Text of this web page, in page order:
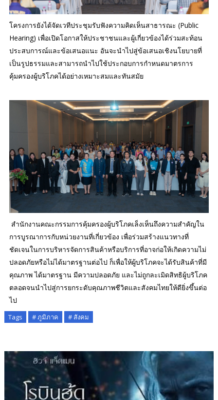
โครงการยังได้จัดเวทีประชุมรับฟังความคิดเห็นสาธารณะ (Public
Hearing) เพื่อเปิดโอกาสให้ประชาชนและผู้เกี่ยวข้องได้ร่วมสะท้อน
ประสบการณ์และข้อเสนอแนะ อันจะนำไปสู่ข้อเสนอเชิงนโยบายที่
เป็นรูปธรรมและสามารถนำไปใช้ประกอบการกำหนดมาตรการ
คุ้มครองผู้บริโภคได้อย่างเหมาะสมและทันสมัย
สํานักงานคณะกรรมการคุ้มครองผู้บริโภคเล็งเห็นถึงความสำคัญใน
การบูรณาการกับหน่วยงานที่เกี่ยวข้อง เพื่อร่วมสร้างแนวทางที่
ชัดเจนในการบริหารจัดการสินค้าหรือบริการที่อาจก่อให้เกิดความไม่
ปลอดภัยหรือไม่ได้มาตรฐานต่อไป ก็เพื่อให้ผู้บริโภคจะได้รับสินค้าที่มี
คุณภาพ ได้มาตรฐาน มีความปลอดภัย และไม่ถูกละเมิดสิทธิผู้บริโภค
ตลอดจนนําไปสู่การยกระดับคุณภาพชีวิตและสังคมไทยให้ดียิ่งขึ้นต่อ
ไป
Tags # ภูมิภาค # สังคม